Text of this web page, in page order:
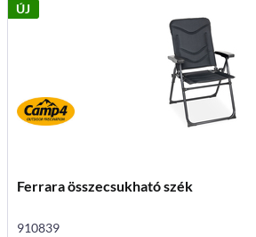
ÚJ
Ferrara összecsukható szék
910839